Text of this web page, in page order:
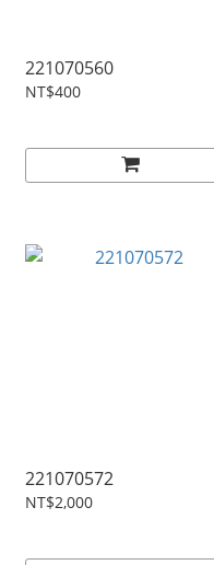
221070560
NT$400
221070572
NT$2,000